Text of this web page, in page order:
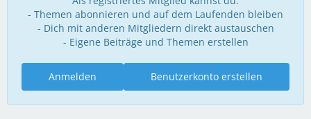
- Themen abonnieren und auf dem Laufenden bleiben
- Dich mit anderen Mitgliedern direkt austauschen
- Eigene Beiträge und Themen erstellen
Benutzerkonto erstellen
Anmelden